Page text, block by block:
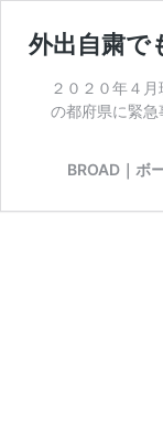
外出自粛で
２０２０年４
の都府県に緊
BROAD｜ボ